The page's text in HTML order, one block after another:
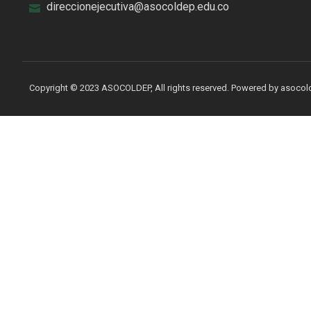
direccionejecutiva@asocoldep.edu.co
Copyright © 2023 ASOCOLDEP, All rights reserved. Powered by